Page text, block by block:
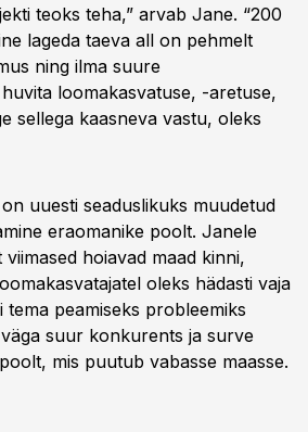
teoks teha,” arvab Jane. “200
lageda taeva all on pehmelt
ning ilma suure
loomakasvatuse, -aretuse,
sellega kaasneva vastu, oleks
uuesti seaduslikuks muudetud
eraomanike poolt. Janele
hoiavad maad kinni,
oleks hädasti vaja
peamiseks probleemiks
suur konkurents ja surve
mis puutub vabasse maasse.